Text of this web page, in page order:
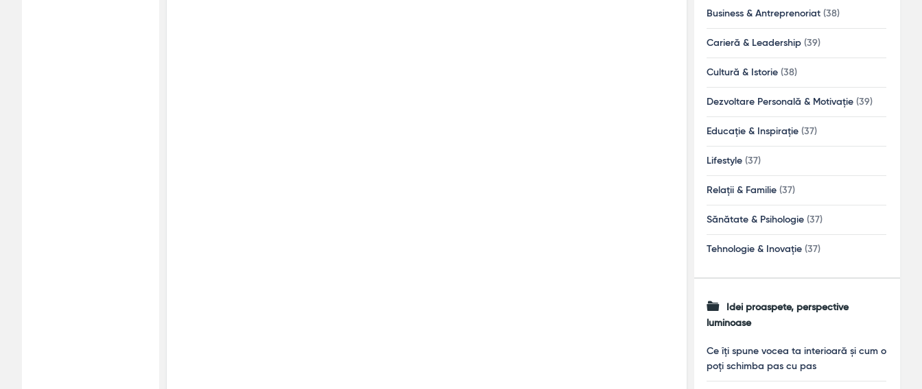
Business & Antreprenoriat (38)
Carieră & Leadership (39)
Cultură & Istorie (38)
Dezvoltare Personală & Motivație (39)
Educație & Inspirație (37)
Lifestyle (37)
Relații & Familie (37)
Sănătate & Psihologie (37)
Tehnologie & Inovație (37)
Idei proaspete, perspective
luminoase
Ce îți spune vocea ta interioară și cum o
poți schimba pas cu pas